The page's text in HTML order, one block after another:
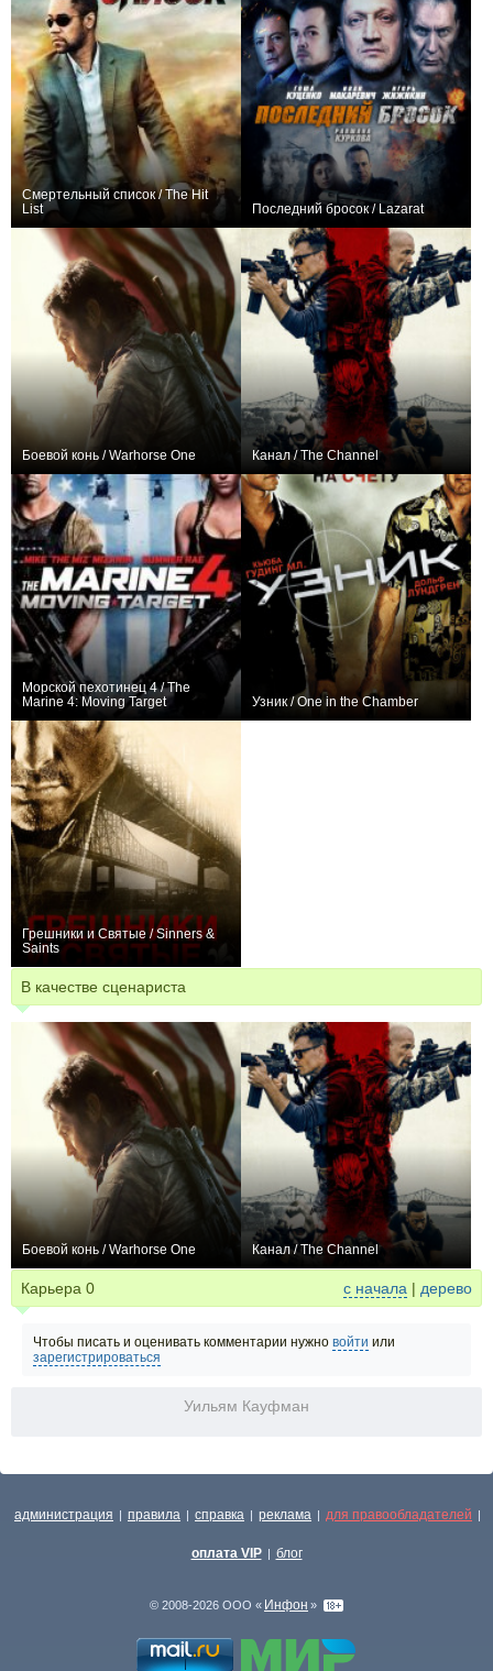
Смертельный список / The Hit
List
Последний бросок / Lazarat
Боевой конь / Warhorse One Канал / The Channel
Морской пехотинец 4 / The
Marine 4: Moving Target
Узник / One in the Chamber
Грешники и Святые / Sinners &
Saints
В качестве сценариста
Боевой конь / Warhorse One Канал / The Channel
Карьера 0 с начала | дерево
Чтобы писать и оценивать комментарии нужно войти или
зарегистрироваться
Уильям Кауфман
администрация | правила | справка | реклама | для правообладателей |
оплата VIP | блог
© 2008-2026 ООО « Инфон »